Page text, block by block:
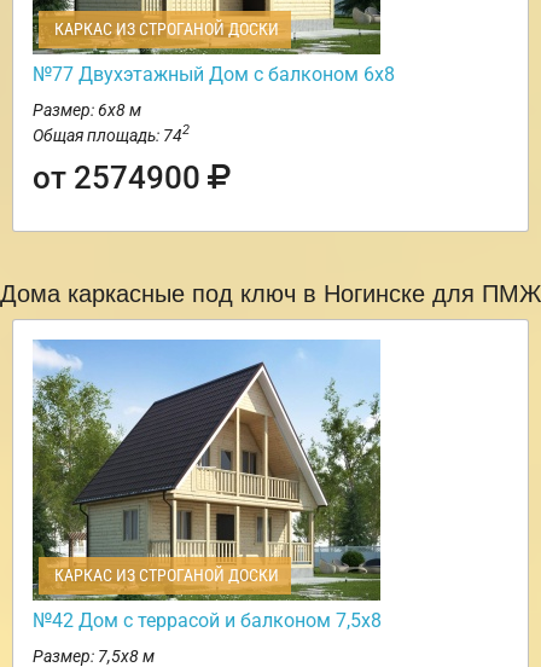
КАРКАС ИЗ СТРОГАНОЙ ДОСКИ
№77 Двухэтажный Дом с балконом 6х8
Размер: 6х8 м
Общая площадь: 742
от 2574900
Дома каркасные под ключ в Ногинске для ПМЖ
КАРКАС ИЗ СТРОГАНОЙ ДОСКИ
№42 Дом с террасой и балконом 7,5х8
Размер: 7,5х8 м